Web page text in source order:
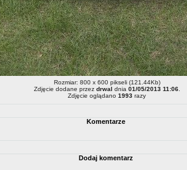
Rozmiar: 800 x 600 pikseli (121.44Kb)
Zdjęcie dodane przez drwal dnia 01/05/2013 11:06.
Zdjęcie oglądano 1993 razy
Komentarze
Dodaj komentarz